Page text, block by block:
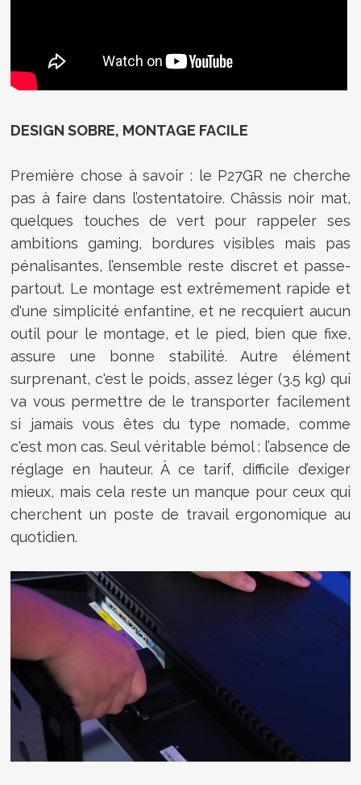
DESIGN SOBRE, MONTAGE FACILE
Première chose à savoir : le P27GR ne cherche
pas à faire dans l’ostentatoire. Châssis noir mat,
quelques touches de vert pour rappeler ses
ambitions gaming, bordures visibles mais pas
pénalisantes, l’ensemble reste discret et passe-
partout. Le montage est extrêmement rapide et
d'une simplicité enfantine, et ne recquiert aucun
outil pour le montage, et le pied, bien que fixe,
assure une bonne stabilité. Autre élément
surprenant, c'est le poids, assez léger (3.5 kg) qui
va vous permettre de le transporter facilement
si jamais vous êtes du type nomade, comme
c'est mon cas. Seul véritable bémol : l’absence de
réglage en hauteur. À ce tarif, difficile d’exiger
mieux, mais cela reste un manque pour ceux qui
cherchent un poste de travail ergonomique au
quotidien.